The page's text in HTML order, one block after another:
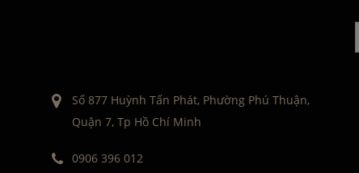
Số 877 Huỳnh Tấn Phát, Phường Phú Thuận,
Quận 7, Tp Hồ Chí Minh
0906 396 012